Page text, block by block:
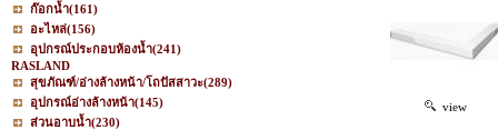
ก๊อกน้ำ(161)
อะไหล่(156)
อุปกรณ์ประกอบห้องน้ำ(241)
RASLAND
สุขภัณฑ์/อ่างล้างหน้า/โถปัสสาวะ(289)
อุปกรณ์อ่างล้างหน้า(145)
ส่วนอาบน้ำ(230)
view